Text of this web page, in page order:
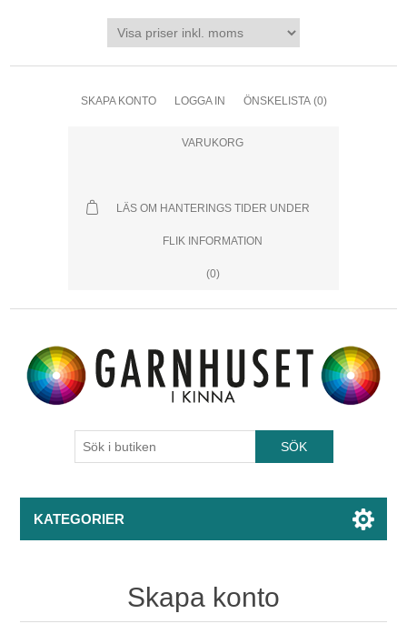
SKAPA KONTO LOGGA IN ÖNSKELISTA (0)
VARUKORG
LÄS OM HANTERINGS TIDER UNDER
FLIK INFORMATION
(0)
KATEGORIER
Skapa konto